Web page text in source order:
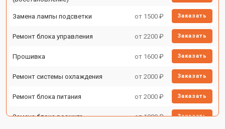
Замена лампы подсветки от 1500 ₽ Заказать
Ремонт блока управления от 2200 ₽ Заказать
Прошивка от 1600 ₽ Заказать
Ремонт системы охлаждения от 2000 ₽ Заказать
Ремонт блока питания от 2000 ₽ Заказать
Замена блока розжига от 1900 ₽ Заказать